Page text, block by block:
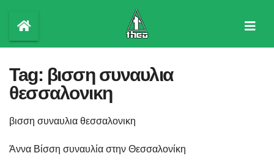
content
Tag: βισση συναυλια
θεσσαλονικη
βισση συναυλια θεσσαλονικη
Άννα Βίσση συναυλία στην Θεσσαλονίκη